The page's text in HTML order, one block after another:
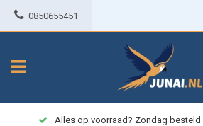
0850655451
Alles op voorraad? Zondag besteld